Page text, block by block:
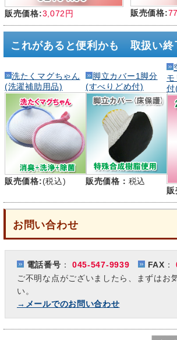
販売価格:3,072円 販売価格:
これがあると便利かも 取扱い終
洗たくマグちゃん
(洗濯補助用品)
販売価格:(税込)
脚立カバー1脚分
(すべりどめ付)
販売価格： 税込
モ
付
販
お問い合わせ
電話番号 ： 045-547-9939 FAX ：
ご不明な点がございましたら、まずはお
い。
→メールでのお問い合わせ